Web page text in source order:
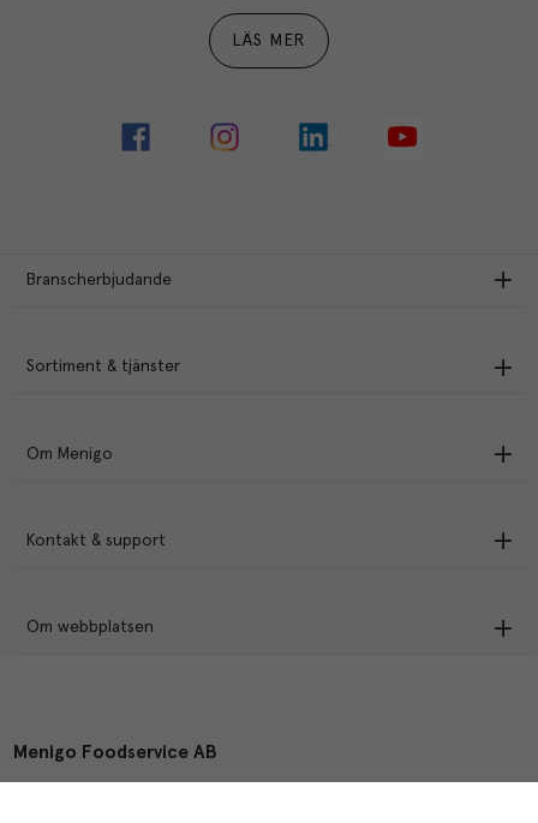
LÄS MER
Branscherbjudande
Sortiment & tjänster
Om Menigo
Kontakt & support
Om webbplatsen
Menigo Foodservice AB